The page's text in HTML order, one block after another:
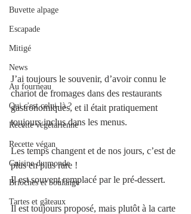
Buvette alpage
Escapade
Mitigé
News
Au fourneau
Qui c'est celui-là ?
Recette végétarienne
Recette végan
Cuisine du monde
Brioches et boulange
Tartes et gâteaux
J’ai toujours le souvenir, d’avoir connu le
chariot de fromages dans des restaurants
gastronomiques, et il était pratiquement
toujours inclus dans les menus.
Les temps changent et de nos jours, c’est de
plus en plus rare !
Il est souvent remplacé par le pré-dessert.
Il est toujours proposé, mais plutôt à la carte